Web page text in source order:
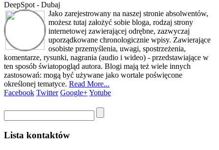
DeepSpot - Dubaj
Jako zarejestrowany na naszej stronie absolwentów,
możesz tutaj założyć sobie bloga, rodzaj strony
internetowej zawierającej odrębne, zazwyczaj
uporządkowane chronologicznie wpisy. Zawierające
osobiste przemyślenia, uwagi, spostrzeżenia,
komentarze, rysunki, nagrania (audio i wideo) - przedstawiające w
ten sposób światopogląd autora. Blogi mają też wiele innych
zastosowań: mogą być używane jako wortale poświęcone
określonej tematyce. Read More...
Facebook Twitter Google+Yotube
Lista kontaktów